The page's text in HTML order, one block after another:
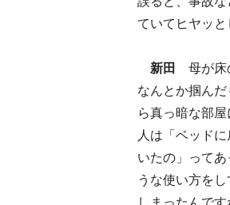
ていてヒヤッ
新田
母が床
なんとか掴ん
ら真っ暗な部
人は「ベッド
いたの」って
うな使い方を